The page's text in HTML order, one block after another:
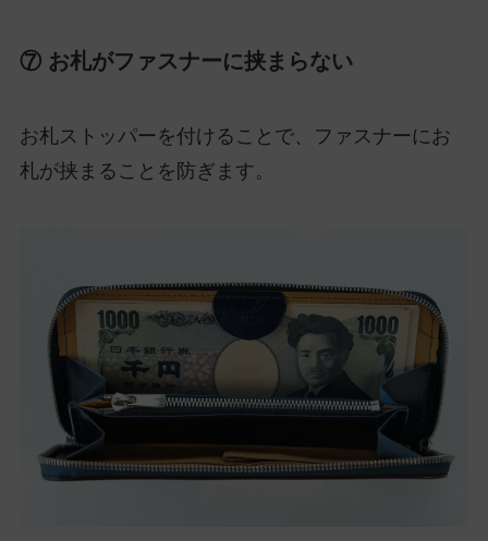
⑦ お札がファスナーに挟まらない
お札ストッパーを付けることで、ファスナーにお
札が挟まることを防ぎます。